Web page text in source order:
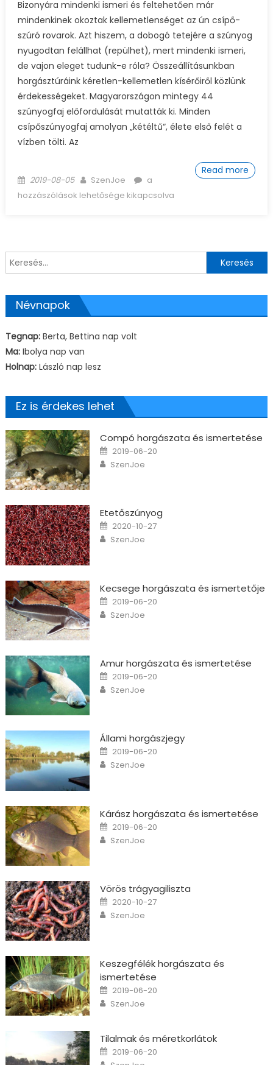
Bizonyára mindenki ismeri és feltehetően már
mindenkinek okoztak kellemetlenséget az ún csípő-
szúró rovarok. Azt hiszem, a dobogó tetejére a szúnyog
nyugodtan felállhat (repülhet), mert mindenki ismeri,
de vajon eleget tudunk-e róla? Összeállításunkban
horgásztúráink kéretlen-kellemetlen kísérőiről közlünk
érdekességeket. Magyarországon mintegy 44
szúnyogfaj előfordulását mutatták ki. Minden
csípőszúnyogfaj amolyan „kétéltű“, élete első felét a
vízben tölti. Az
Read more
Posted on
2019-08-05 Author
SzenJoe Szúnyog bejegyzéshez
a
hozzászólások lehetősége kikapcsolva
Keresés:
Névnapok
Tegnap: Berta, Bettina nap volt
Ma: Ibolya nap van
Holnap: László nap lesz
Ez is érdekes lehet
Compó horgászata és ismertetése
Posted on
2019-06-20
Author
SzenJoe
Etetőszúnyog
Posted on
2020-10-27
Author
SzenJoe
Kecsege horgászata és ismertetője
Posted on
2019-06-20
Author
SzenJoe
Amur horgászata és ismertetése
Posted on
2019-06-20
Author
SzenJoe
Állami horgászjegy
Posted on
2019-06-20
Author
SzenJoe
Kárász horgászata és ismertetése
Posted on
2019-06-20
Author
SzenJoe
Vörös trágyagiliszta
Posted on
2020-10-27
Author
SzenJoe
Keszegfélék horgászata és
ismertetése
Posted on
2019-06-20
Author
SzenJoe
Tilalmak és méretkorlátok
Posted on
2019-06-20